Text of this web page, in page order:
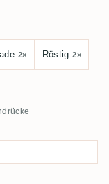
2× Röstig 2×